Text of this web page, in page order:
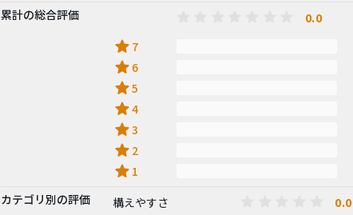
累計の総合評価
0.0
star 7
star 6
star5
star4
star3
star 2
star 1
カテゴリ別の評価
構えやすさ 0.0